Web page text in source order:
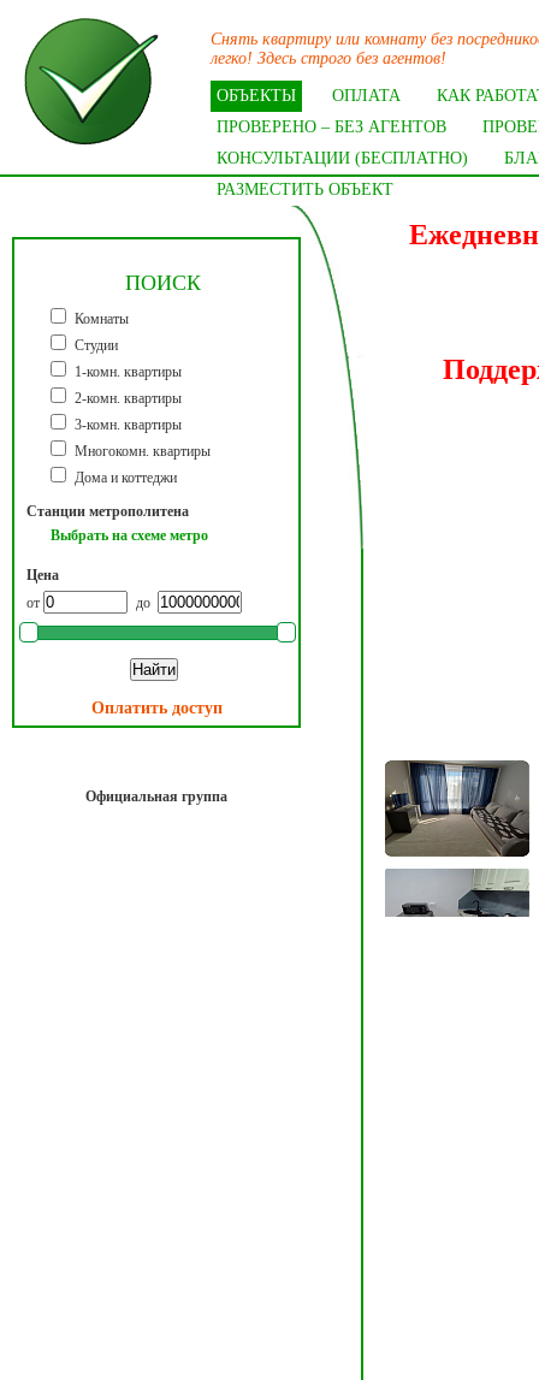
Снять квартиру или комнату без
легко! Здесь строго без агентов!
ОБЪЕКТЫ ОПЛАТА
КАК
ПРОВЕРЕНО – БЕЗ АГЕНТОВ
КОНСУЛЬТАЦИИ (БЕСПЛАТНО)
РАЗМЕСТИТЬ ОБЪЕКТ
ПОИСК
Комнаты
Студии
1-комн. квартиры
2-комн. квартиры
3-комн. квартиры
Многокомн. квартиры
Дома и коттеджи
Станции метрополитена
Выбрать на схеме метро
Цена
от
до
Оплатить доступ
Официальная группа